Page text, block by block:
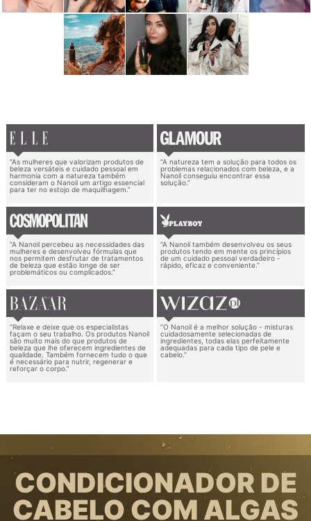
“As mulheres que valorizam produtos de
beleza versáteis e cuidado pessoal em
harmonia com a natureza também
consideram o Nanoil um artigo essencial
para ter no estojo de maquilhagem.”
“A natureza tem a solução para todos os
problemas relacionados com beleza, e a
Nanoil conseguiu encontrar essa
solução.”
“A Nanoil percebeu as necessidades das
mulheres e desenvolveu fórmulas que
nos permitem desfrutar de tratamentos
de beleza que estão longe de ser
problemáticos ou complicados.”
“A Nanoil também desenvolveu os seus
produtos tendo em mente os princípios
de um cuidado pessoal verdadeiro -
rápido, eficaz e conveniente.”
“Relaxe e deixe que os especialistas
façam o seu trabalho. Os produtos Nanoil
são muito mais do que produtos de
beleza que lhe oferecem ingredientes de
qualidade. Também fornecem tudo o que
é necessário para nutrir, regenerar e
reforçar o corpo.”
“O Nanoil é a melhor solução - misturas
cuidadosamente selecionadas de
ingredientes, todas elas perfeitamente
adequadas para cada tipo de pele e
cabelo.”
CONDICIONADOR DE
CABELO COM ALGAS